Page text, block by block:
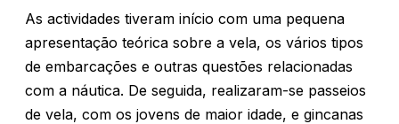
As actividades tiveram início com uma pequena
apresentação teórica sobre a vela, os vários tipos
de embarcações e outras questões relacionadas
com a náutica. De seguida, realizaram-se passeios
de vela, com os jovens de maior idade, e gincanas